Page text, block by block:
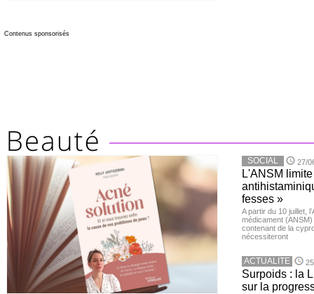
Contenus sponsorisés
SOCIAL 27/
L'ANSM
fesses »
A partir du 10 juillet,
médicament
contenant de la
nécessiteront
ACTUALITE
Surpoids : la
sur la